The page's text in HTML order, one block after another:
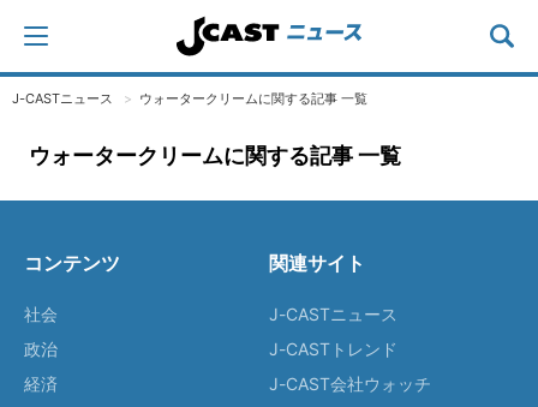
J-CASTニュース ウォータークリームに関する記事 一覧
ウォータークリームに関する記事 一覧
コンテンツ
社会
政治
経済
関連サイト
J-CASTニュース
J-CASTトレンド
J-CAST会社ウォッチ